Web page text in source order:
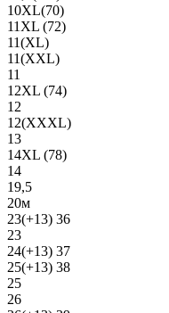
10XL(70)
11XL (72)
11(XL)
11(XXL)
11
12XL (74)
12
12(ХХХL)
13
14XL (78)
14
19,5
20м
23(+13) 36
23
24(+13) 37
25(+13) 38
25
26